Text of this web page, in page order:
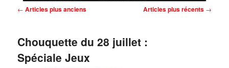
contenu
principal
contenu
secondaire
Navigation
des
← Articles plus anciens Articles plus récents →
Chouquette du 28 juillet :
Spéciale Jeux